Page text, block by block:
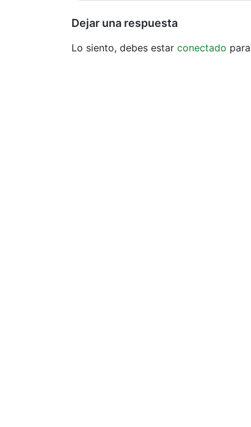
Dejar una respuesta
Lo siento, debes estar conectado